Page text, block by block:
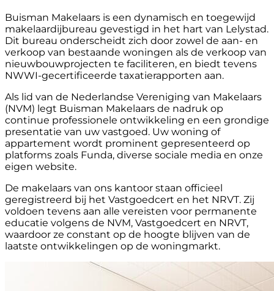
Buisman Makelaars is een dynamisch en toegewijd
makelaardijbureau gevestigd in het hart van Lelystad.
Dit bureau onderscheidt zich door zowel de aan- en
verkoop van bestaande woningen als de verkoop van
nieuwbouwprojecten te faciliteren, en biedt tevens
NWWI-gecertificeerde taxatierapporten aan.
Als lid van de Nederlandse Vereniging van Makelaars
(NVM) legt Buisman Makelaars de nadruk op
continue professionele ontwikkeling en een grondige
presentatie van uw vastgoed. Uw woning of
appartement wordt prominent gepresenteerd op
platforms zoals Funda, diverse sociale media en onze
eigen website.
De makelaars van ons kantoor staan officieel
geregistreerd bij het Vastgoedcert en het NRVT. Zij
voldoen tevens aan alle vereisten voor permanente
educatie volgens de NVM, Vastgoedcert en NRVT,
waardoor ze constant op de hoogte blijven van de
laatste ontwikkelingen op de woningmarkt.